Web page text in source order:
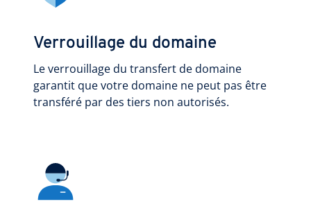
Verrouillage du domaine
Le verrouillage du transfert de domaine
garantit que votre domaine ne peut pas être
transféré par des tiers non autorisés.